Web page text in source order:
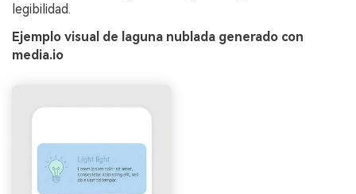
legibilidad.
Ejemplo visual de laguna nublada generado con
media.io